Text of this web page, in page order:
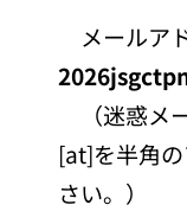
メールア
（迷惑メ
[at]を半角
さい。）